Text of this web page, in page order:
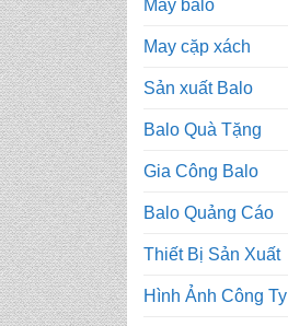
May balo
May cặp xách
Sản xuất Balo
Balo Quà Tặng
Gia Công Balo
Balo Quảng Cáo
Thiết Bị Sản Xuất
Hình Ảnh Công Ty